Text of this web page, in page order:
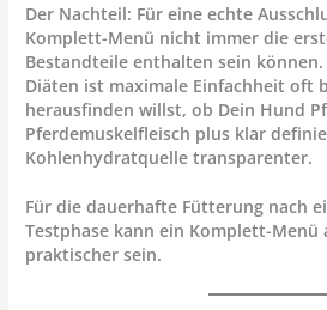
Der Nachteil: Für eine echte
Komplett-Menü nicht immer die
Bestandteile enthalten sein
Diäten ist maximale Einfachheit oft
herausfinden willst, ob Dein Hund
Pferdemuskelfleisch plus klar
Kohlenhydratquelle transparenter.
Für die dauerhafte Fütterung nach
Testphase kann ein Komplett-Menü
praktischer sein.